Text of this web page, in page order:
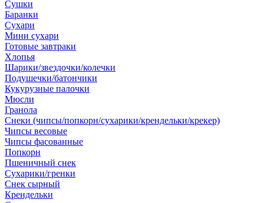
Сушки
Баранки
Сухари
Мини сухари
Готовые завтраки
Хлопья
Шарики/звездочки/колечки
Подушечки/батончики
Кукурузные палочки
Мюсли
Гранола
Снеки (чипсы/попкорн/сухарики/крендельки/крекер)
Чипсы весовые
Чипсы фасованные
Попкорн
Пшеничный снек
Сухарики/гренки
Снек сырный
Крендельки